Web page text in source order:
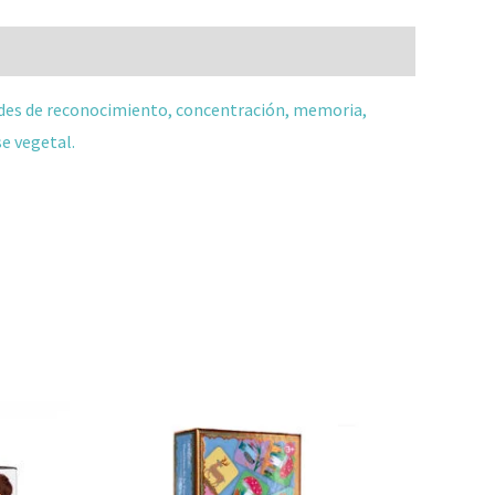
de reconocimiento, concentración, memoria,
vegetal.